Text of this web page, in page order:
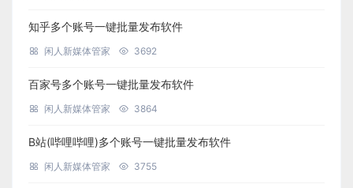
知乎多个账号一键批量发布软件
闲人新媒体管家 3692
百家号多个账号一键批量发布软件
闲人新媒体管家 3864
B站(哔哩哔哩)多个账号一键批量发布软件
闲人新媒体管家 3755